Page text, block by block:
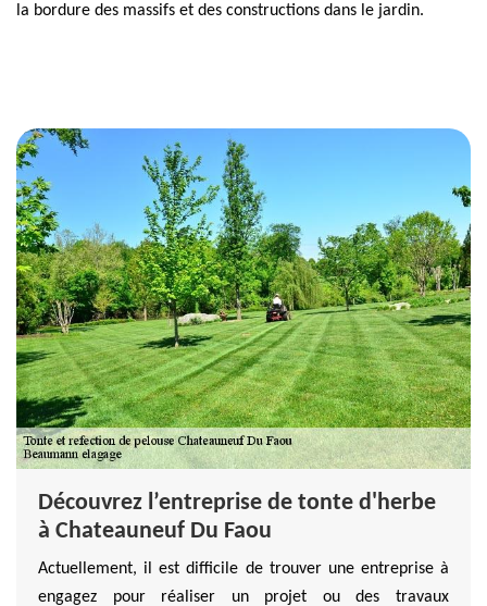
la bordure des massifs et des constructions dans le jardin.
Découvrez l’entreprise de tonte d'herbe
à Chateauneuf Du Faou
Actuellement, il est difficile de trouver une entreprise à
engagez pour réaliser un projet ou des travaux